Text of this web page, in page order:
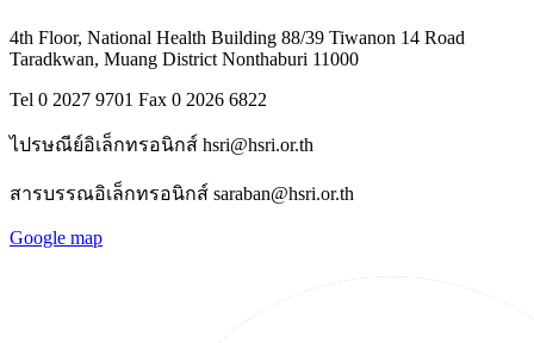
4th Floor, National Health Building 88/39 Tiwanon 14 Road
Taradkwan, Muang District Nonthaburi 11000
Tel 0 2027 9701 Fax 0 2026 6822
ไปรษณีย์อิเล็กทรอนิกส์ hsri@hsri.or.th
สารบรรณอิเล็กทรอนิกส์ saraban@hsri.or.th
Google map